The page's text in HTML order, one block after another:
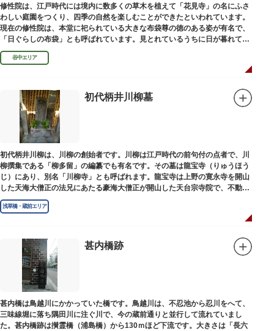
修性院は、江戸時代には境内に数多くの草木を植えて「花見寺」の名にふさ
わしい庭園をつくり、四季の自然を楽しむことができたといわれています。
現在の修性院は、本堂に祀られている大きな布袋尊の徳のある姿が有名で、
「日ぐらしの布袋」とも呼ばれています。見とれているうちに日が暮れてし
まった、という言い伝えです。
谷中エリア
初代柄井川柳墓
初代柄井川柳は、川柳の創始者です。川柳は江戸時代の前句付の点者で、川
柳撰集である「柳多留」の編纂でも有名です。その墓は龍宝寺（りゅうほう
じ）にあり、別名「川柳寺」とも呼ばれます。龍宝寺は上野の寛永寺を開山
した天海大僧正の法兄にあたる豪海大僧正が開山した天台宗寺院で、不動明
王の梵字を刻んだ板碑が境内に残っています。
浅草橋・蔵前エリア
甚内橋跡
甚内橋は鳥越川にかかっていた橋です。鳥越川は、不忍池から忍川をへて、
三味線堀に落ち隅田川に注ぐ川で、今の蔵前通りと並行して流れていまし
た。甚内橋跡は攅霊橋（浦島橋）から130ｍほど下流です。大きさは「長六